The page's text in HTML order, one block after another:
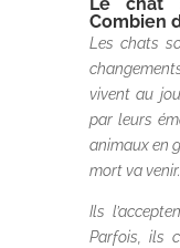
Combien
Les chats
vivent au
par leurs
animaux en
mort va venir.
Ils
Parfois, ils